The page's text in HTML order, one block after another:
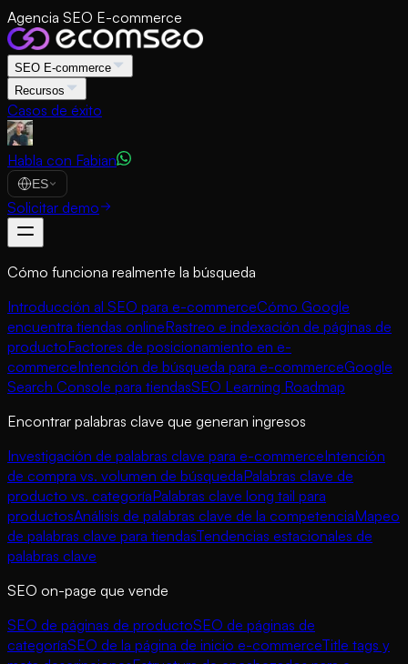
Agencia SEO E-commerce
SEO E-commerce
Recursos
Casos de éxito
Habla con Fabian
ES
Solicitar demo
Cómo funciona realmente la búsqueda
Introducción al SEO para e-commerceCómo Google
encuentra tiendas onlineRastreo e indexación de páginas de
productoFactores de posicionamiento en e-
commerceIntención de búsqueda para e-commerceGoogle
Search Console para tiendasSEO Learning Roadmap
Encontrar palabras clave que generan ingresos
Investigación de palabras clave para e-commerceIntención
de compra vs. volumen de búsquedaPalabras clave de
producto vs. categoríaPalabras clave long tail para
productosAnálisis de palabras clave de la competenciaMapeo
de palabras clave para tiendasTendencias estacionales de
palabras clave
SEO on-page que vende
SEO de páginas de productoSEO de páginas de
categoríaSEO de la página de inicio e-commerceTitle tags y